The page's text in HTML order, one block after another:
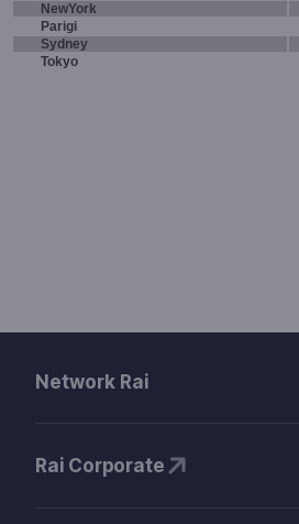
NewYork
Parigi
Sydney
Tokyo